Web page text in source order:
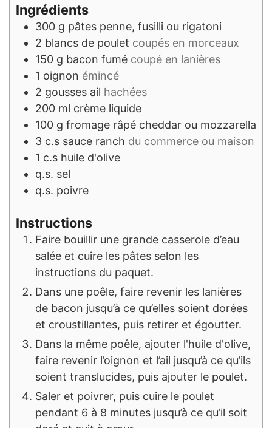
Ingrédients
300 g pâtes penne, fusilli ou rigatoni
2 blancs de poulet coupés en morceaux
150 g bacon fumé coupé en lanières
1 oignon émincé
2 gousses ail hachées
200 ml crème liquide
100 g fromage râpé cheddar ou mozzarella
3 c.s sauce ranch du commerce ou maison
1 c.s huile d'olive
q.s. sel
q.s. poivre
Instructions
Faire bouillir une grande casserole d’eau
salée et cuire les pâtes selon les
instructions du paquet.
Dans une poêle, faire revenir les lanières
de bacon jusqu’à ce qu’elles soient dorées
et croustillantes, puis retirer et égoutter.
Dans la même poêle, ajouter l'huile d'olive,
faire revenir l’oignon et l’ail jusqu’à ce qu’ils
soient translucides, puis ajouter le poulet.
Saler et poivrer, puis cuire le poulet
pendant 6 à 8 minutes jusqu’à ce qu’il soit